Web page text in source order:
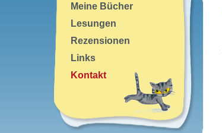
Meine Bücher
Lesungen
Rezensionen
Links
Kontakt